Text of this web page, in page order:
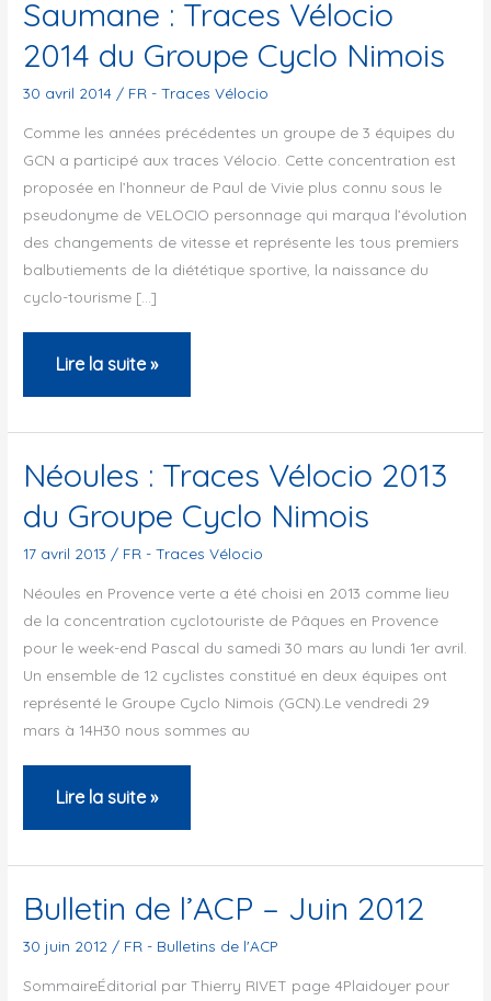
Saumane : Traces Vélocio
2014 du Groupe Cyclo Nimois
30 avril 2014 / FR - Traces Vélocio
Comme les années précédentes un groupe de 3 équipes du
GCN a participé aux traces Vélocio. Cette concentration est
proposée en l’honneur de Paul de Vivie plus connu sous le
pseudonyme de VELOCIO personnage qui marqua l’évolution
des changements de vitesse et représente les tous premiers
balbutiements de la diététique sportive, la naissance du
cyclo-tourisme […]
Saumane
:
Traces
Vélocio
2014
du
Groupe
Cyclo
Nimois
Lire la suite »
Néoules : Traces Vélocio 2013
du Groupe Cyclo Nimois
17 avril 2013 / FR - Traces Vélocio
Néoules en Provence verte a été choisi en 2013 comme lieu
de la concentration cyclotouriste de Pâques en Provence
pour le week-end Pascal du samedi 30 mars au lundi 1er avril.
Un ensemble de 12 cyclistes constitué en deux équipes ont
représenté le Groupe Cyclo Nimois (GCN).Le vendredi 29
mars à 14H30 nous sommes au
Néoules
:
Traces
Vélocio
2013
du
Groupe
Lire la suite »
Bulletin de l’ACP – Juin 2012
30 juin 2012 / FR - Bulletins de l'ACP
SommaireÉditorial par Thierry RIVET page 4Plaidoyer pour